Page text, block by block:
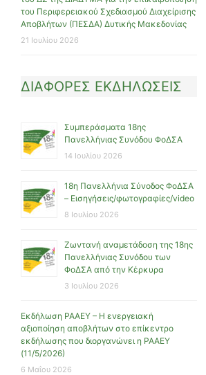
του Περιφερειακού Σχεδιασμού Διαχείρισης
Αποβλήτων (ΠΕΣΔΑ) Δυτικής Μακεδονίας
21 Ιουλίου 2026
ΔΙΑΦΟΡΕΣ ΕΚΔΗΛΩΣΕΙΣ
Συμπεράσματα 18ης
Πανελλήνιας Συνόδου ΦοΔΣΑ
14 Ιουλίου 2026
18η Πανελλήνια Σύνοδος ΦοΔΣΑ
– Εισηγήσεις/φωτογραφίες/video
8 Ιουλίου 2026
Ζωντανή αναμετάδοση της 18ης
Πανελλήνιας Συνόδου των
ΦοΔΣΑ από την Κέρκυρα
3 Ιουλίου 2026
Εκδήλωση ΡΑΑΕΥ – Η ενεργειακή
αξιοποίηση αποβλήτων στο επίκεντρο
εκδήλωσης που διοργανώνει η ΡΑΑΕΥ
(11/5/2026)
6 Μαΐου 2026